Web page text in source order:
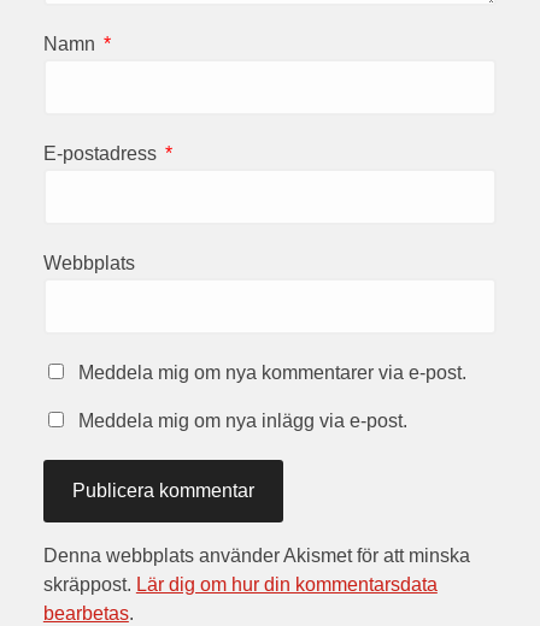
Namn *
E-postadress *
Webbplats
Meddela mig om nya kommentarer via e-post.
Meddela mig om nya inlägg via e-post.
Denna webbplats använder Akismet för att minska
skräppost. Lär dig om hur din kommentarsdata
bearbetas.